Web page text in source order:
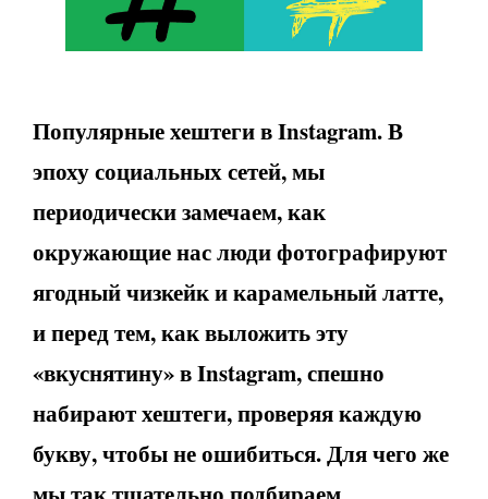
Популярные хештеги в Instagram. В
эпоху социальных сетей, мы
периодически замечаем, как
окружающие нас люди фотографируют
ягодный чизкейк и карамельный латте,
и перед тем, как выложить эту
«вкуснятину» в Instagram, спешно
набирают хештеги, проверяя каждую
букву, чтобы не ошибиться. Для чего же